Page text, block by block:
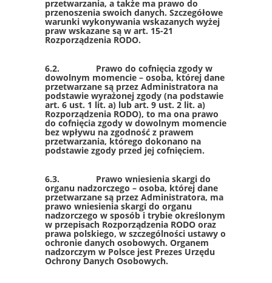
przetwarzania, a także ma prawo do
przenoszenia swoich danych. Szczegółowe
warunki wykonywania wskazanych wyżej
praw wskazane są w art. 15-21
Rozporządzenia RODO.
6.2. Prawo do cofnięcia zgody w
dowolnym momencie – osoba, której dane
przetwarzane są przez Administratora na
podstawie wyrażonej zgody (na podstawie
art. 6 ust. 1 lit. a) lub art. 9 ust. 2 lit. a)
Rozporządzenia RODO), to ma ona prawo
do cofnięcia zgody w dowolnym momencie
bez wpływu na zgodność z prawem
przetwarzania, którego dokonano na
podstawie zgody przed jej cofnięciem.
6.3. Prawo wniesienia skargi do
organu nadzorczego – osoba, której dane
przetwarzane są przez Administratora, ma
prawo wniesienia skargi do organu
nadzorczego w sposób i trybie określonym
w przepisach Rozporządzenia RODO oraz
prawa polskiego, w szczególności ustawy o
ochronie danych osobowych. Organem
nadzorczym w Polsce jest Prezes Urzędu
Ochrony Danych Osobowych.